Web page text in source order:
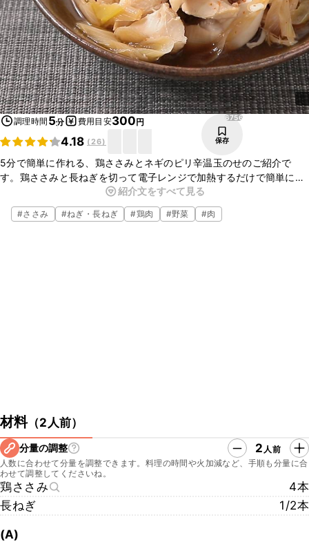
調理時間 5分 費用目安300円
4.18 (26)
6756
保存
5分で簡単に作れる、鶏ささみとネギのピリ辛温玉のせのご紹介で
す。鶏ささみと長ねぎを切って電子レンジで加熱するだけで簡単に一
品が作れます。ポン酢でさっぱりとした味付けに仕上げました。と
ろっとした温泉卵がアクセントになっています。
紹介文をすべて見る
#ささみ #ねぎ・長ねぎ #鶏肉 #野菜 #肉
材料（2人前）
分量の調整 2 人前
人数に合わせて分量を調整できます。料理の時間や火加減など、手順も分量に合
わせて調整してくださいね。
鶏ささみ
4本
長ねぎ
1/2本
(A)